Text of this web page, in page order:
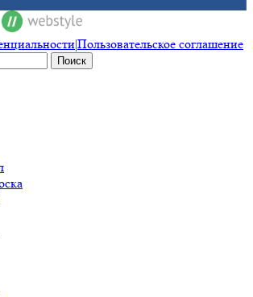
|Пользовательское соглашение
Поиск